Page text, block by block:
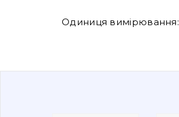
Одиниця вимірювання: